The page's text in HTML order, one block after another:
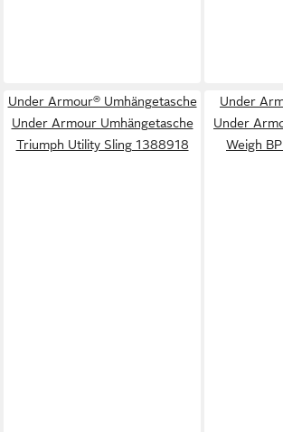
Under Armour® Umhängetasche
Under Armour Umhängetasche
Triumph Utility Sling 1388918
Under
Under
Weigh